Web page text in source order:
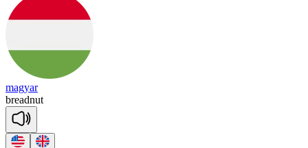
magyar
breadnut